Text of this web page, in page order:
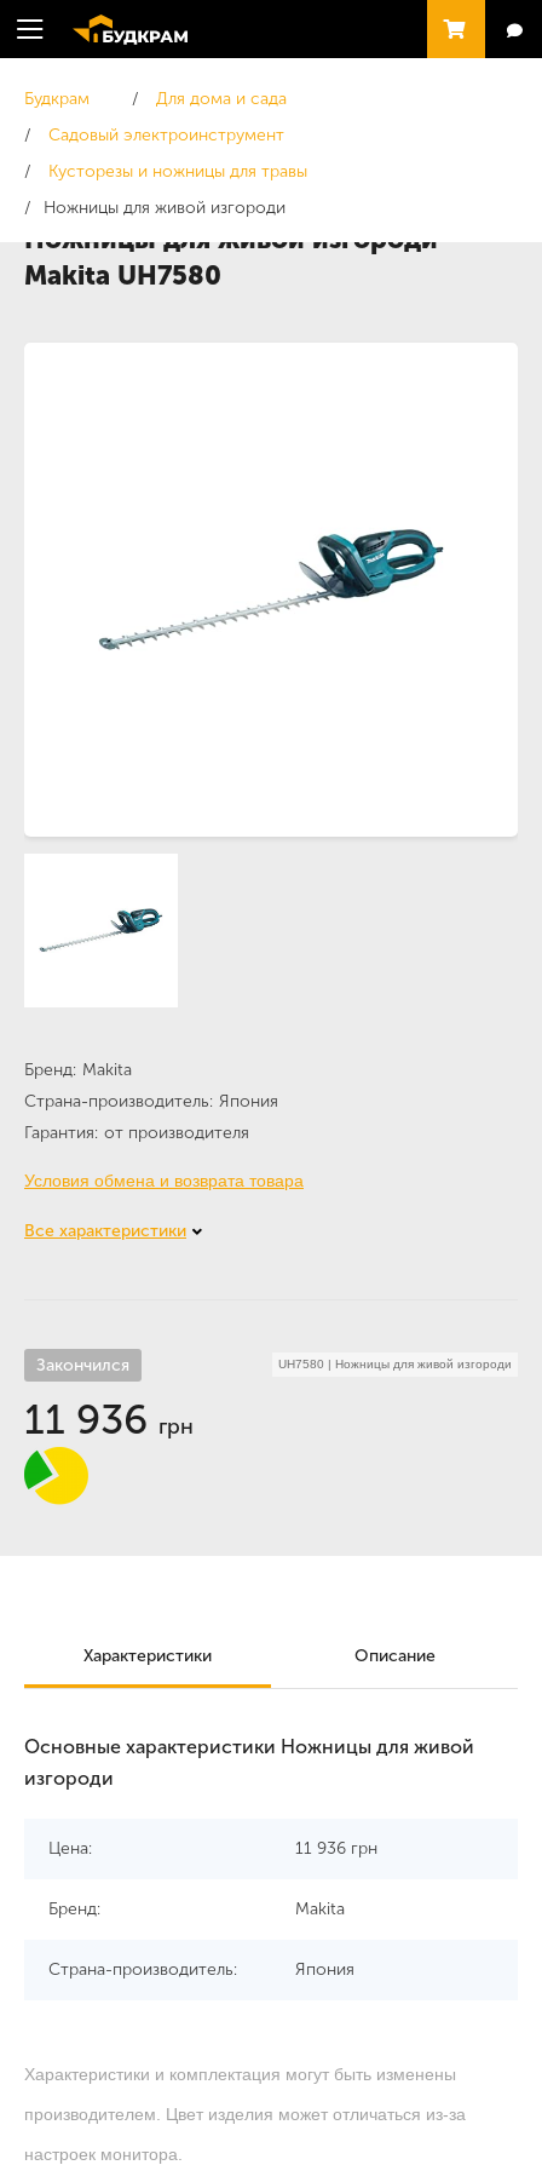
Будкрам
Для дома и сада
Садовый электроинструмент
Кусторезы и ножницы для травы
Ножницы для живой изгороди
Ножницы для живой изгороди
Makita UH7580
Бренд Makita
Страна-производитель Япония
Гарантия от производителя
Условия обмена и возврата товара
Все характеристики
Закончился UH7580 | Ножницы для живой изгороди
11 936 грн
Характеристики Описание
Основные характеристики Ножницы для живой
изгороди
Цена: 11 936 грн
Бренд: Makita
Страна-производитель: Япония
Характеристики и комплектация могут быть изменены
производителем. Цвет изделия может отличаться из-за
настроек монитора.